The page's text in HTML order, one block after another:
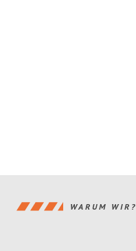
WARUM WIR?